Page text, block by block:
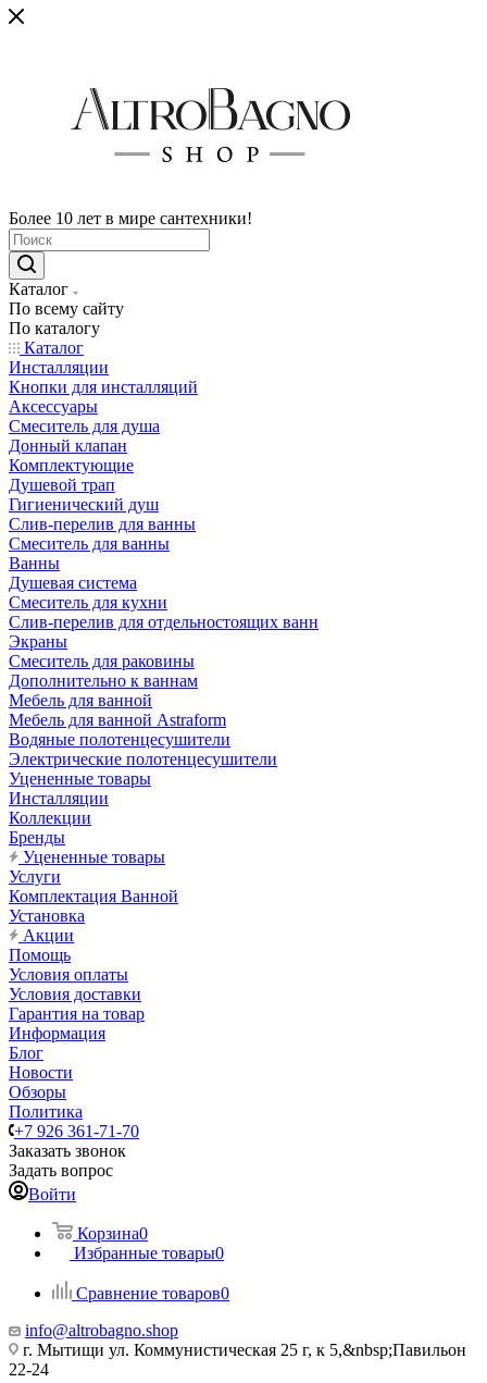
Более 10 лет в мире сантехники!
Каталог
По всему сайту
По каталогу
Каталог
Инсталляции
Кнопки для инсталляций
Аксессуары
Смеситель для душа
Донный клапан
Комплектующие
Душевой трап
Гигиенический душ
Слив-перелив для ванны
Смеситель для ванны
Ванны
Душевая система
Смеситель для кухни
Слив-перелив для отдельностоящих ванн
Экраны
Смеситель для раковины
Дополнительно к ваннам
Мебель для ванной
Мебель для ванной Astraform
Водяные полотенцесушители
Электрические полотенцесушители
Уцененные товары
Инсталляции
Коллекции
Бренды
Уцененные товары
Услуги
Комплектация Ванной
Установка
Акции
Помощь
Условия оплаты
Условия доставки
Гарантия на товар
Информация
Блог
Новости
Обзоры
Политика
+7 926 361-71-70
Заказать звонок
Задать вопрос
Войти
Корзина0
Избранные товары0
Сравнение товаров0
info@altrobagno.shop
г. Мытищи ул. Коммунистическая 25 г, к 5,&nbsp;Павильон
22-24